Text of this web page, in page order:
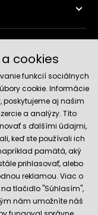
cookies
funkcií sociálnych
cookie. Informácie
poskytujeme aj našim
a analýzy. Títo
s ďalšími údajmi,
keď ste používali ich
pamätá, aký
prihlasovať, alebo
reklamou. Viac o
na tlačidlo "Súhlasím",
nám umožníte náš